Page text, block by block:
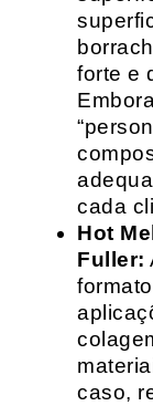
forte e
cada
Hot
Fuller:
caso,